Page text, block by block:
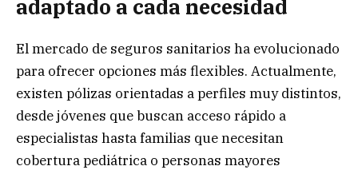
adaptado a cada necesidad
El mercado de seguros sanitarios ha evolucionado
para ofrecer opciones más flexibles. Actualmente,
existen pólizas orientadas a perfiles muy distintos,
desde jóvenes que buscan acceso rápido a
especialistas hasta familias que necesitan
cobertura pediátrica o personas mayores